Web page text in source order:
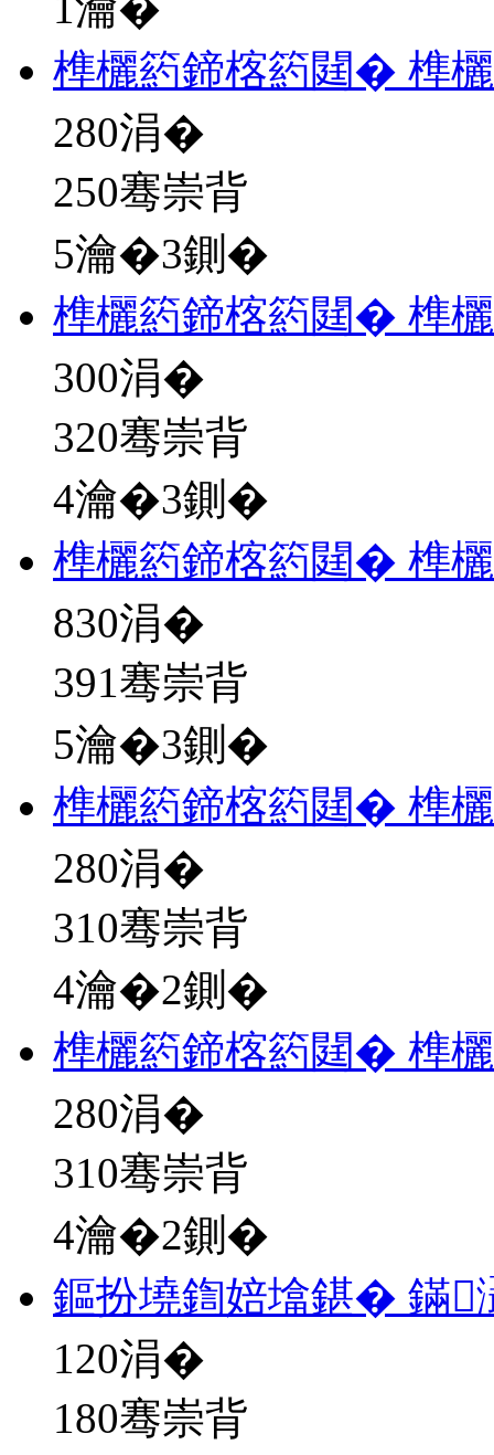
榫欐箹鍗楁箹閮� 榫
280涓�
250骞崇背
5瀹�3鍘�
榫欐箹鍗楁箹閮� 榫
300涓�
320骞崇背
4瀹�3鍘�
榫欐箹鍗楁箹閮� 榫
830涓�
391骞崇背
5瀹�3鍘�
榫欐箹鍗楁箹閮� 榫
280涓�
310骞崇背
4瀹�2鍘�
榫欐箹鍗楁箹閮� 榫
280涓�
310骞崇背
4瀹�2鍘�
鏂扮墝鍧婄墖鍖� 鏋
120涓�
180骞崇背